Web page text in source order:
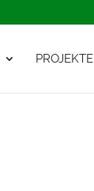
PROJEKTE